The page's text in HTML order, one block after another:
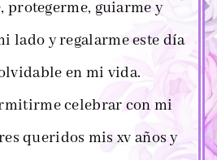
protegerme, guiarme y
lado y regalarme este día
en mi vida.
celebrar con mi
queridos mis xv años y